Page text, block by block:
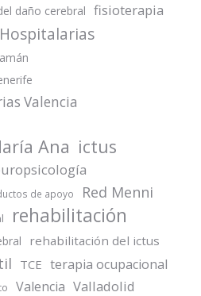
daño cerebral fisioterapia
Valencia
Ana ictus
de apoyo Red Menni
rehabilitación
rehabilitación del ictus
TCE terapia ocupacional
Valencia Valladolid